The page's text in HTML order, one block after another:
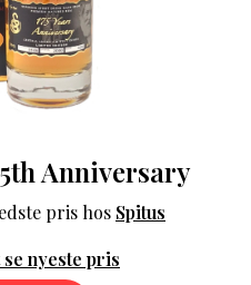
Anniversary
pris hos Spitus
nyeste pris